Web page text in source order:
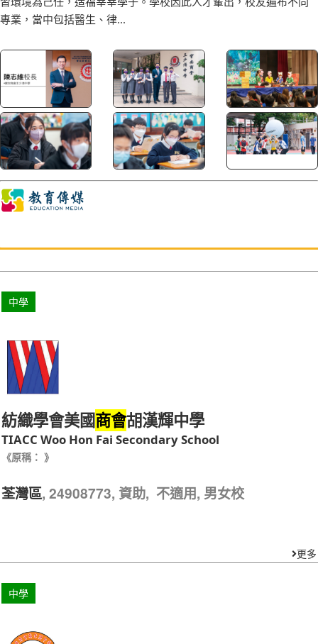
專業，當中包括醫生、律...
中學
紡織學會美國商會胡漢輝中學
TIACC Woo Hon Fai Secondary School
《原稱： 》
荃灣區, 24908773, 資助, 不適用, 男女校
更多
中學